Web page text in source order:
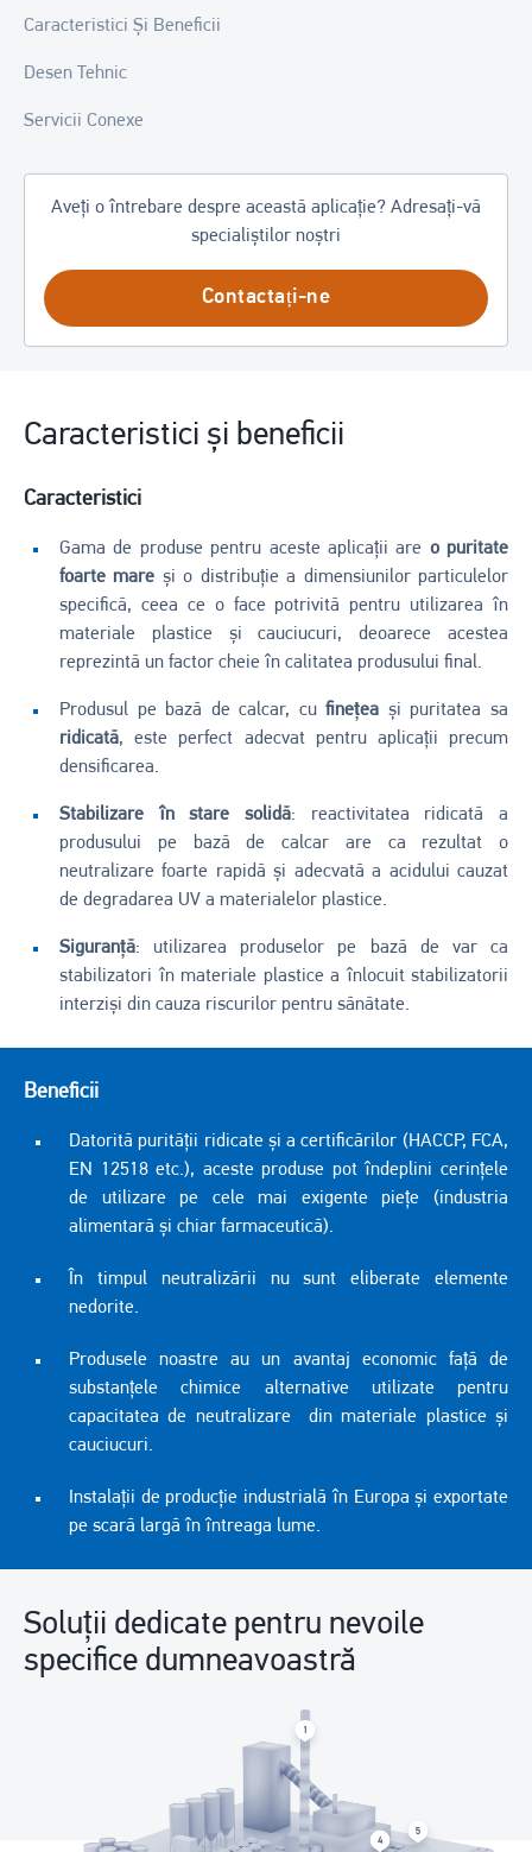
Caracteristici Și Beneficii
Desen Tehnic
Servicii Conexe
Aveți o întrebare despre această aplicație? Adresați-vă
specialiștilor noștri
Contactați-ne
Caracteristici și beneficii
Caracteristici
Gama de produse pentru aceste aplicații are o puritate
foarte mare și o distribuție a dimensiunilor particulelor
specifică, ceea ce o face potrivită pentru utilizarea în
materiale plastice și cauciucuri, deoarece acestea
reprezintă un factor cheie în calitatea produsului final.
Produsul pe bază de calcar, cufinețea și puritatea sa
ridicată, este perfect adecvat pentru aplicații precum
densificarea.
Stabilizare în stare solidă: reactivitatea ridicată a
produsului pe bază de calcar are ca rezultat o
neutralizare foarte rapidă și adecvată a acidului cauzat
de degradarea UV a materialelor plastice.
Siguranță: utilizarea produselor pe bază de var ca
stabilizatori în materiale plastice a înlocuit stabilizatorii
interziși din cauza riscurilor pentru sănătate.
Beneficii
Datorită purității ridicate și a certificărilor (HACCP, FCA,
EN 12518 etc.), aceste produse pot îndeplini cerințele
de utilizare pe cele mai exigente piețe (industria
alimentară și chiar farmaceutică).
În timpul neutralizării nu sunt eliberate elemente
nedorite.
Produsele noastre au un avantaj economic față de
substanțele chimice alternative utilizate pentru
capacitatea de neutralizare din materiale plastice și
cauciucuri.
Instalații de producție industrială în Europa și exportate
pe scară largă în întreaga lume.
Soluții dedicate pentru nevoile
specifice dumneavoastră